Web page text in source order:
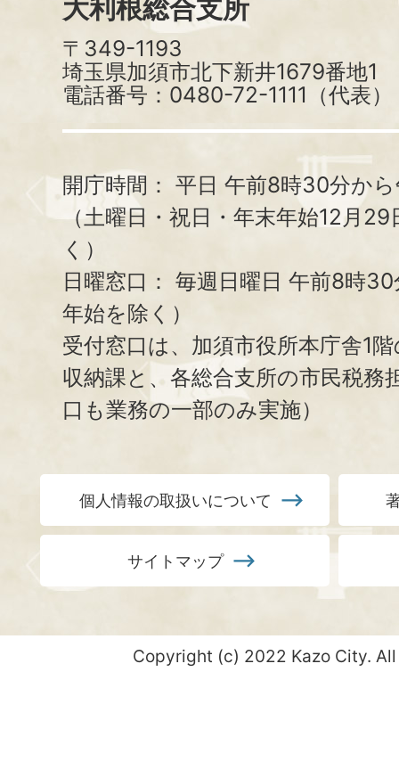
大利根総合支所
〒349-1193
埼玉県加須市北下新井1679番地1
電話番号：0480-72-1111（代表）
開庁時間： 平日 午前8時30分か
（土曜日・祝日・年末年始12月
く）
日曜窓口： 毎週日曜日 午前8時
年始を除く）
受付窓口は、加須市役所本庁舎1
収納課と、 各総合支所の市民税務
口も業務の一部のみ実施）
個人情報の取扱いについて
サイトマップ
Copyright (c) 2022 Kazo City.